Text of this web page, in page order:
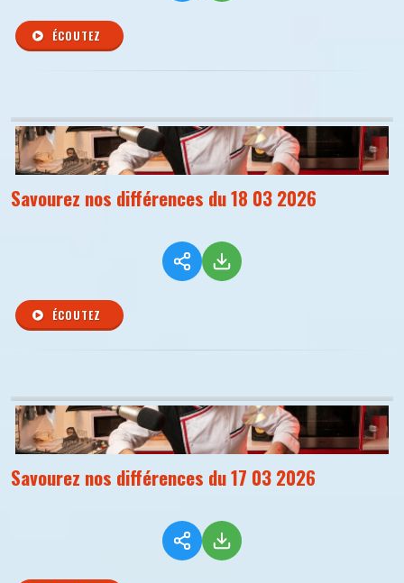
ÉCOUTEZ
Savourez nos différences du 18 03 2026
ÉCOUTEZ
Savourez nos différences du 17 03 2026